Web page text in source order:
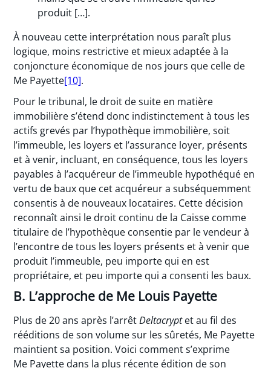
produit […].
À nouveau cette interprétation nous paraît plus
logique, moins restrictive et mieux adaptée à la
conjoncture économique de nos jours que celle de
Me Payette[10].
Pour le tribunal, le droit de suite en matière
immobilière s’étend donc indistinctement à tous les
actifs grevés par l’hypothèque immobilière, soit
l’immeuble, les loyers et l’assurance loyer, présents
et à venir, incluant, en conséquence, tous les loyers
payables à l’acquéreur de l’immeuble hypothéqué en
vertu de baux que cet acquéreur a subséquemment
consentis à de nouveaux locataires. Cette décision
reconnaît ainsi le droit continu de la Caisse comme
titulaire de l’hypothèque consentie par le vendeur à
l’encontre de tous les loyers présents et à venir que
produit l’immeuble, peu importe qui en est
propriétaire, et peu importe qui a consenti les baux.
B. L’approche de Me Louis Payette
Plus de 20 ans après l’arrêtDeltacryptet au fil des
rééditions de son volume sur les sûretés, Me Payette
maintient sa position. Voici comment s’exprime
Me Payette dans la plus récente édition de son